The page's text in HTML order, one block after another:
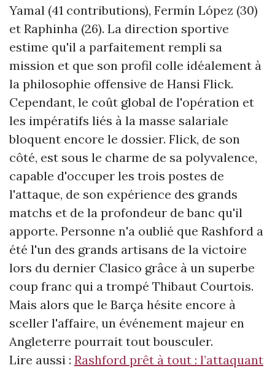
Yamal (41 contributions), Fermín López (30)
et Raphinha (26). La direction sportive
estime qu'il a parfaitement rempli sa
mission et que son profil colle idéalement à
la philosophie offensive de Hansi Flick.
Cependant, le coût global de l'opération et
les impératifs liés à la masse salariale
bloquent encore le dossier. Flick, de son
côté, est sous le charme de sa polyvalence,
capable d'occuper les trois postes de
l'attaque, de son expérience des grands
matchs et de la profondeur de banc qu'il
apporte. Personne n'a oublié que Rashford a
été l'un des grands artisans de la victoire
lors du dernier Clasico grâce à un superbe
coup franc qui a trompé Thibaut Courtois.
Mais alors que le Barça hésite encore à
sceller l'affaire, un événement majeur en
Angleterre pourrait tout bousculer.
Lire aussi : Rashford prêt à tout : l’attaquant